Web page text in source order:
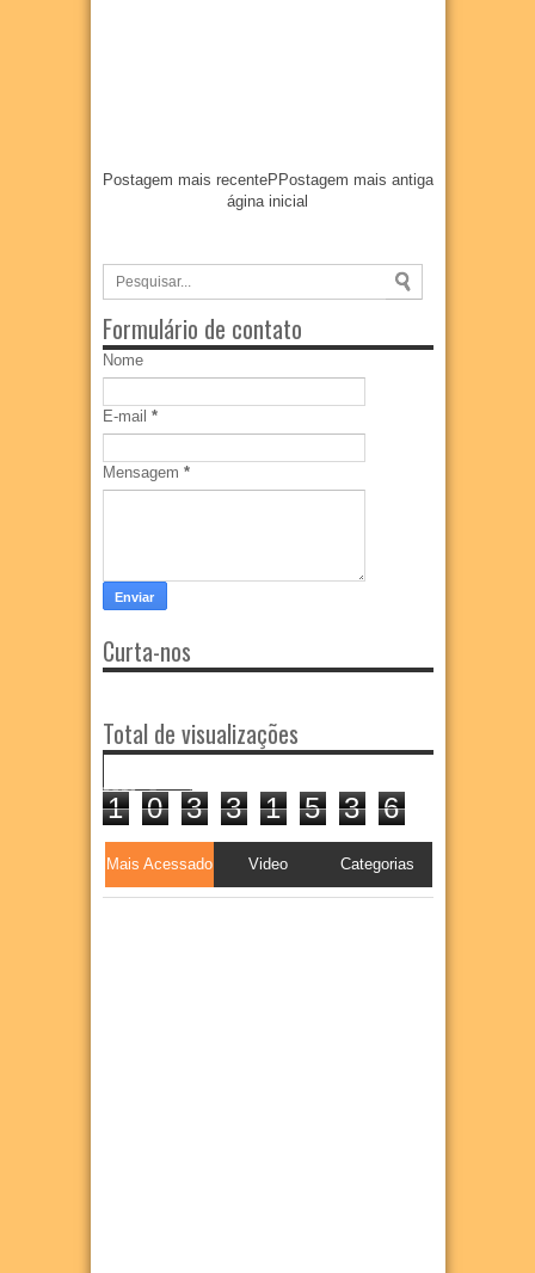
Postagem mais recente Postagem mais antiga
P
ágina inicial
Formulário de contato
Nome
E-mail *
Mensagem *
Curta-nos
Total de visualizações
1 0 3 3 1 5 3 6
Mais Acessado Video Categorias